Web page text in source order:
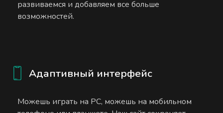
развиваемся и добавляем все больше
возможностей.
Адаптивный интерфейс
Можешь играть на PC, можешь на мобильном